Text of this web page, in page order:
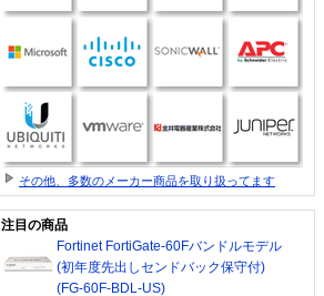
その他、多数のメーカー商品を取り扱ってます
注目の商品
Fortinet FortiGate-60Fバンドルモデル
(初年度先出しセンドバック保守付)
(FG-60F-BDL-US)